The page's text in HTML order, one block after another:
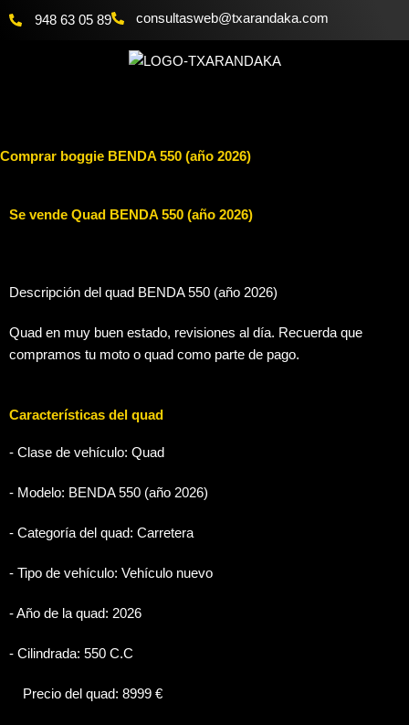
948 63 05 89 moc.akadnaraxt
@bewsatlusnoc
Comprar boggie BENDA 550 (año 2026)
Se vende Quad BENDA 550 (año 2026)
Descripción del quad BENDA 550 (año 2026)
Quad en muy buen estado, revisiones al día. Recuerda que
compramos tu moto o quad como parte de pago.
Características del quad
- Clase de vehículo: Quad
- Modelo: BENDA 550 (año 2026)
- Categoría del quad: Carretera
- Tipo de vehículo: Vehículo nuevo
- Año de la quad: 2026
- Cilindrada: 550 C.C
Precio del quad: 8999€